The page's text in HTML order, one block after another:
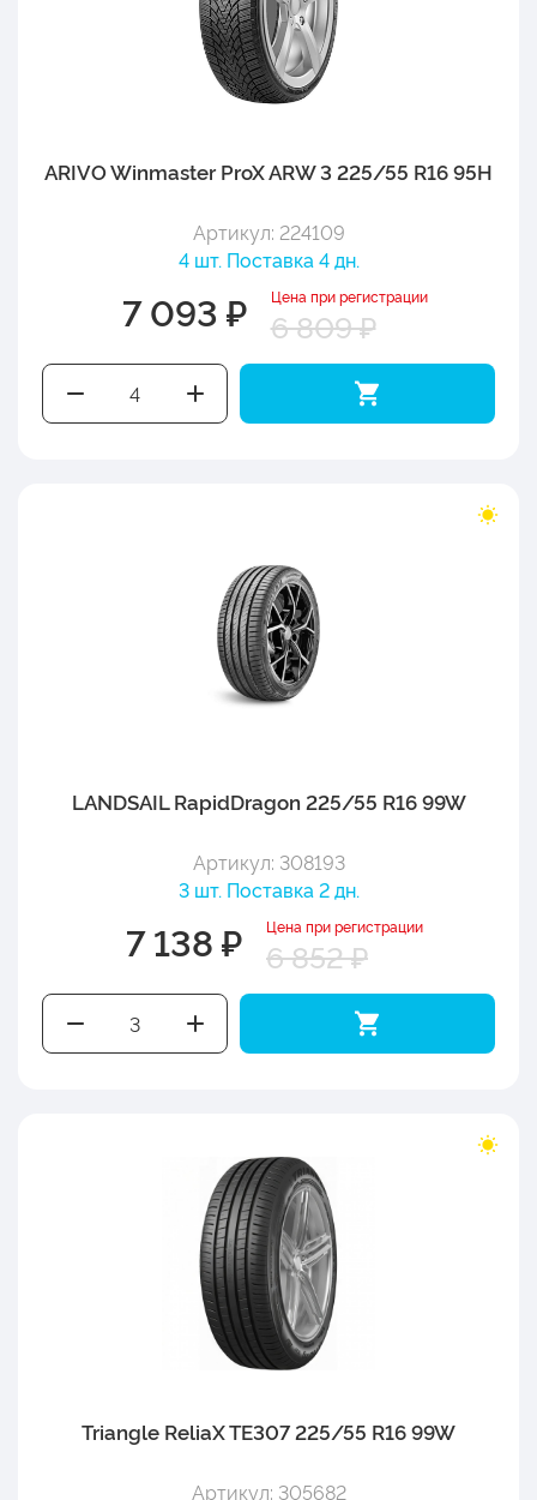
ARIVO Winmaster ProX ARW 3 225/55 R16 95H
Артикул: 224109
4 шт. Поставка 4 дн.
7 093 ₽ Цена при регистрации
6 809 ₽
LANDSAIL RapidDragon 225/55 R16 99W
Артикул: 308193
3 шт. Поставка 2 дн.
7 138 ₽ Цена при регистрации
6 852 ₽
Triangle ReliaX TE307 225/55 R16 99W
Артикул: 305682